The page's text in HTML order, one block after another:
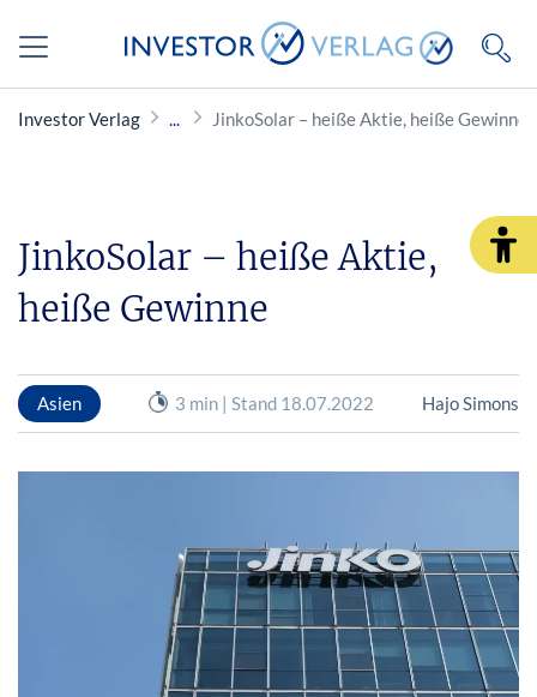
Investor Verlag JinkoSolar – heiße Aktie, heiße Gewinne
JinkoSolar – heiße Aktie,
heiße Gewinne
Asien 3 min | Stand 18.07.2022 Hajo Simons